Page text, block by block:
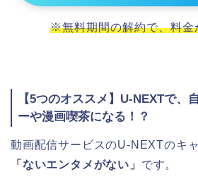
※無料期間の解約で、料金
【5つのオススメ】U-NEXTで、
ーや漫画喫茶になる！？
動画配信サービスのU-NEXTのキ
「ないエンタメがない」 です。